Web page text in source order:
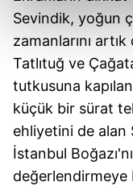
kalemimiz olduğunu
Her halükârda,
takdirde,
gösterilmeyecektir."
Sizlere daha iyi bir
Sitemizde
kullanılmaktadır. Bu
Sevindik, yoğun
zamanlarını
Tatlıtuğ ve
tutkusuna
küçük bir sürat
ehliyetini de alan
İstanbul
değerlendirmeye